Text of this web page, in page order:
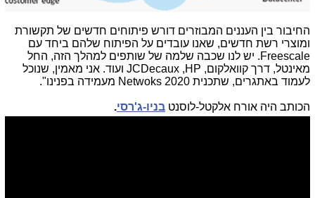
החיבור בין העננים המבוזרים דורש פיתוחים חדשים של תקשורת
ומוצרי רשת חדשים, שאנו עובדים על הפיתוח שלהם ביחד עם
Freescale. יש לנו שכבה שלמה של שותפים למהלך הזה, החל
מאינטל, דרך קוואלקום, JCDecaux ,HP ועוד. אני מאמין, שנוכל
לעמוד באתגרים, שתכנית Netwoks 2020 מעמידה בפנינו".
הכותב היה אורח אלקטל-לוסנט בניו-ג'רסי.